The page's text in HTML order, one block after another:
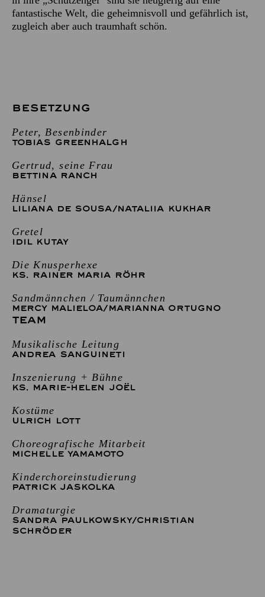
fantastische Welt, die geheimnisvoll und gefährlich ist,
zugleich aber auch traumhaft schön.
BESETZUNG
Peter, Besenbinder
TOBIAS GREENHALGH
Gertrud, seine Frau
BETTINA RANCH
Hänsel
LILIANA DE SOUSA/NATALIIA KUKHAR
Gretel
IDIL KUTAY
Die Knusperhexe
KS. RAINER MARIA RÖHR
Sandmännchen / Taumännchen
MERCY MALIELOA/MARIANNA ORTUGNO
TEAM
Musikalische Leitung
ANDREA SANGUINETI
Inszenierung + Bühne
KS. MARIE-HELEN JOËL
Kostüme
ULRICH LOTT
Choreografische Mitarbeit
MICHELLE YAMAMOTO
Kinderchoreinstudierung
PATRICK JASKOLKA
Dramaturgie
SANDRA PAULKOWSKY/CHRISTIAN
SCHRÖDER